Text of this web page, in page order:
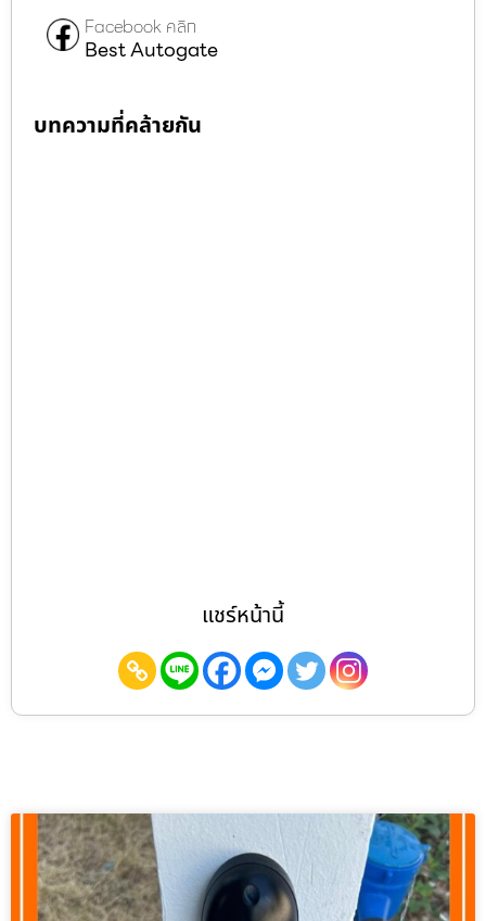
Facebook คลิก
Best Autogate
บทความที่คล้ายกัน
แชร์หน้านี้